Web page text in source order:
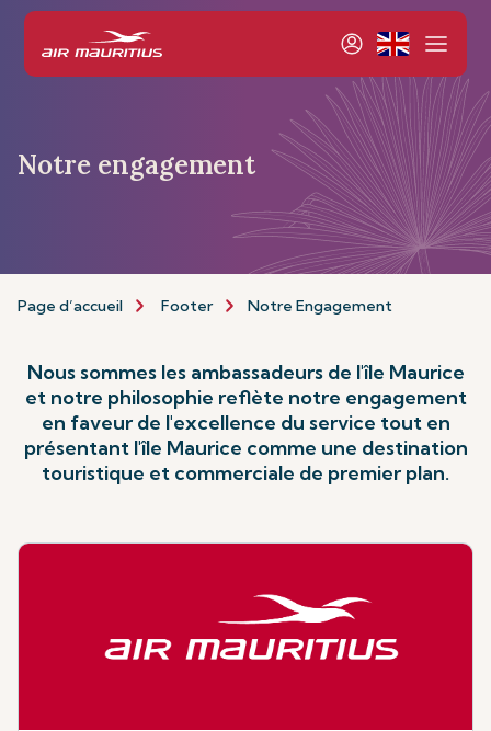
Notre engagement
Page d’accueil Footer Notre Engagement
Nous sommes les ambassadeurs de l'île Maurice
et notre philosophie reflète notre engagement
en faveur de l'excellence du service tout en
présentant l'île Maurice comme une destination
touristique et commerciale de premier plan.